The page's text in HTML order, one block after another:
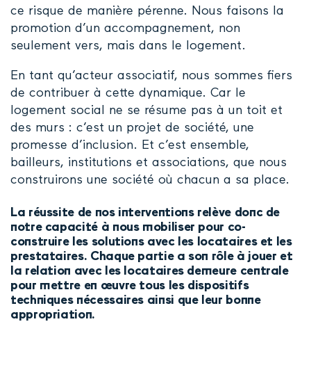
ce risque de manière pérenne. Nous faisons la
promotion d’un accompagnement, non
seulement vers, mais dans le logement.
En tant qu’acteur associatif, nous sommes fiers
de contribuer à cette dynamique. Car le
logement social ne se résume pas à un toit et
des murs : c’est un projet de société, une
promesse d’inclusion. Et c’est ensemble,
bailleurs, institutions et associations, que nous
construirons une société où chacun a sa place.
La réussite de nos interventions relève donc de
notre capacité à nous mobiliser pour co-
construire les solutions avec les locataires et les
prestataires. Chaque partie a son rôle à jouer et
la relation avec les locataires demeure centrale
pour mettre en œuvre tous les dispositifs
techniques nécessaires ainsi que leur bonne
appropriation.